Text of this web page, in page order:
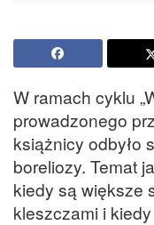
W ramach cyklu
prowadzonego
książnicy odbyło
boreliozy. Temat
kiedy są większe
kleszczami i